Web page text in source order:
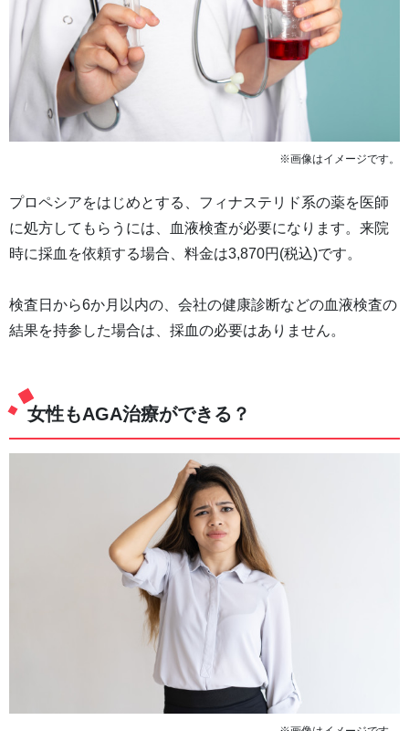
※画像はイメージです。
プロペシアをはじめとする、フィナステリド系の薬を医師
に処方してもらうには、血液検査が必要になります。来院
時に採血を依頼する場合、料金は3,870円(税込)です。
検査日から6か月以内の、会社の健康診断などの血液検査の
結果を持参した場合は、採血の必要はありません。
女性もAGA治療ができる？